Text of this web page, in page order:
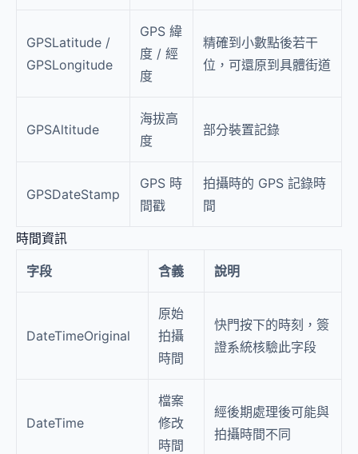
GPSLatitude /
GPSLongitude
GPS 緯
度 / 經
度
精確到小數點後若干
位，可還原到具體街道
GPSAltitude
海拔高
度
部分裝置記錄
GPSDateStamp
GPS 時
間戳
拍攝時的 GPS 記錄時
間
時間資訊
字段 含義 說明
DateTimeOriginal
原始
拍攝
時間
快門按下的時刻，簽
證系統核驗此字段
DateTime
檔案
修改
時間
經後期處理後可能與
拍攝時間不同